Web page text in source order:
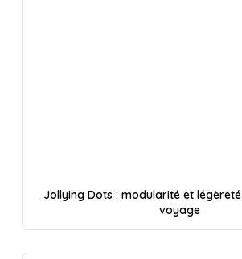
Jollying Dots : modularité et
voyage